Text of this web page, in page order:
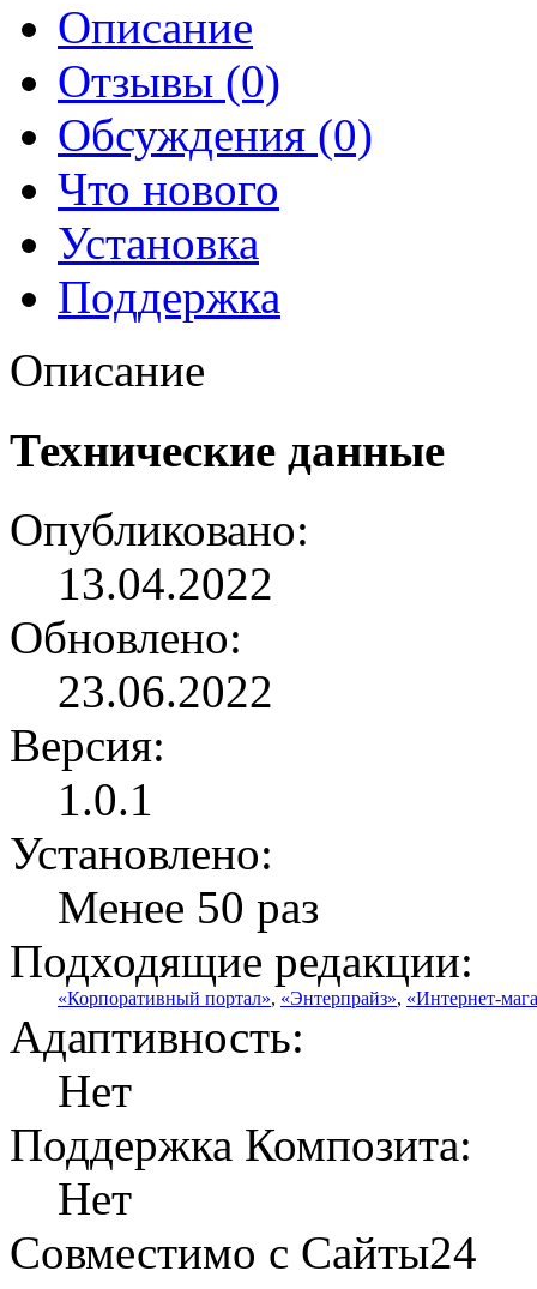
Описание
Отзывы (0)
Обсуждения (0)
Что нового
Установка
Поддержка
Описание
Технические данные
Опубликовано:
13.04.2022
Обновлено:
23.06.2022
Версия:
1.0.1
Установлено:
Менее 50 раз
Подходящие редакции:
«Корпоративный портал», «Энтерпрайз», «Интернет-
Адаптивность:
Нет
Поддержка Композита:
Нет
Совместимо с Сайты24